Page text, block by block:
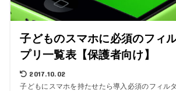
子どものスマホに必須のフィ
プリ一覧表【保護者向け】
2017.10.02
子どもにスマホを持たせたら導入必須のフィル